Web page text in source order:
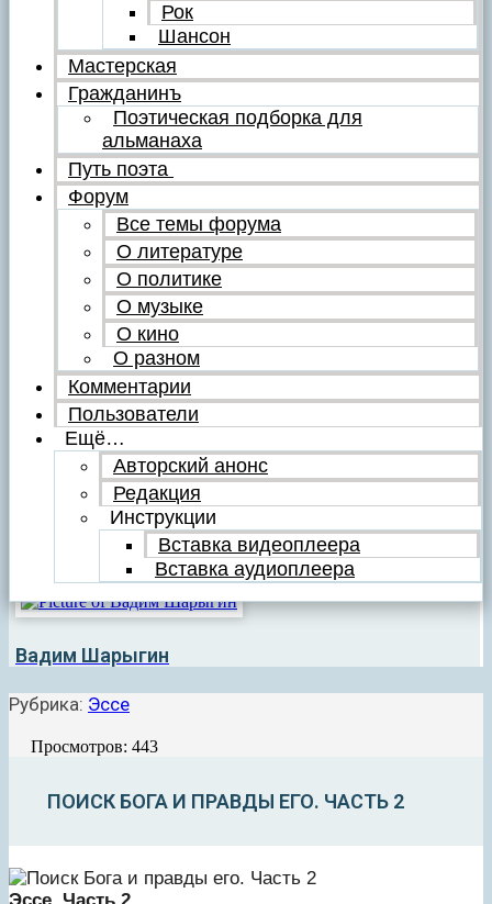
Рок
Шансон
Мастерская
Гражданинъ
Поэтическая подборка для
альманаха
Путь поэта
Форум
Все темы форума
О литературе
О политике
О музыке
О кино
О разном
Комментарии
Пользователи
Ещё…
Авторский анонс
Редакция
Инструкции
Вставка видеоплеера
Вставка аудиоплеера
Вадим Шарыгин
Рубрика: Эссе
Просмотров: 443
ПОИСК БОГА И ПРАВДЫ ЕГО. ЧАСТЬ 2